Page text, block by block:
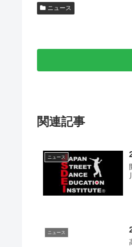
ニュース
関連記事
ニュース
ニュース